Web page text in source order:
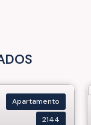
Apartamento
2144